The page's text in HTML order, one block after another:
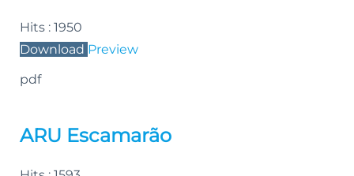
Hits : 1950
Download Preview
pdf
ARU Escamarão